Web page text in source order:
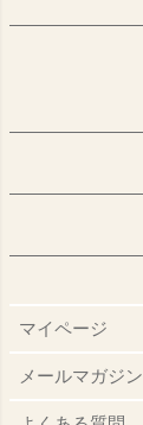
マイページ
メールマガジン